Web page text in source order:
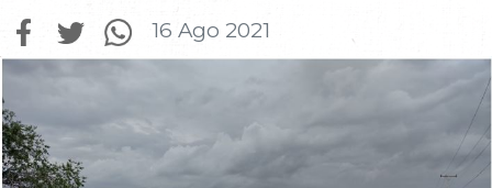
16 Ago 2021